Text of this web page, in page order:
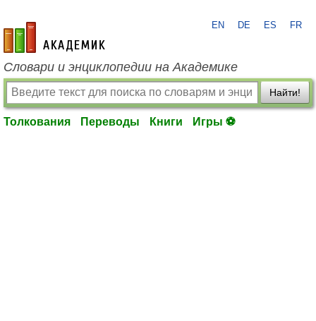
academic.ru
EN DE ES FR
Словари и энциклопедии на Академике
Найти!
Толкования Переводы Книги Игры ⚽